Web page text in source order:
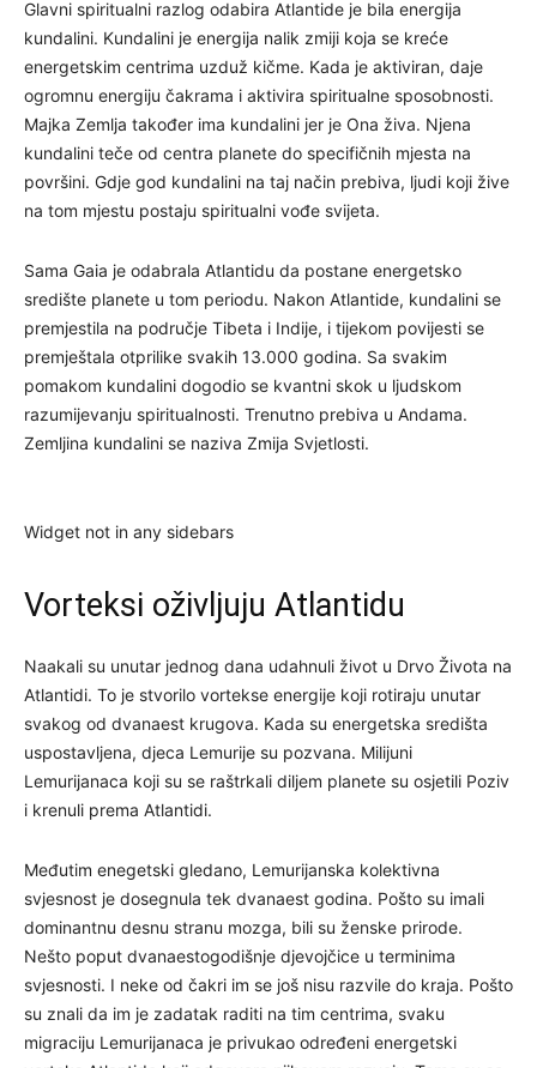
Glavni spiritualni razlog odabira Atlantide je bila energija
kundalini. Kundalini je energija nalik zmiji koja se kreće
energetskim centrima uzduž kičme. Kada je aktiviran, daje
ogromnu energiju čakrama i aktivira spiritualne sposobnosti.
Majka Zemlja također ima kundalini jer je Ona živa. Njena
kundalini teče od centra planete do specifičnih mjesta na
površini. Gdje god kundalini na taj način prebiva, ljudi koji žive
na tom mjestu postaju spiritualni vođe svijeta.
Sama Gaia je odabrala Atlantidu da postane energetsko
središte planete u tom periodu. Nakon Atlantide, kundalini se
premjestila na područje Tibeta i Indije, i tijekom povijesti se
premještala otprilike svakih 13.000 godina. Sa svakim
pomakom kundalini dogodio se kvantni skok u ljudskom
razumijevanju spiritualnosti. Trenutno prebiva u Andama.
Zemljina kundalini se naziva Zmija Svjetlosti.
Widget not in any sidebars
Vorteksi oživljuju Atlantidu
Naakali su unutar jednog dana udahnuli život u Drvo Života na
Atlantidi. To je stvorilo vortekse energije koji rotiraju unutar
svakog od dvanaest krugova. Kada su energetska središta
uspostavljena, djeca Lemurije su pozvana. Milijuni
Lemurijanaca koji su se raštrkali diljem planete su osjetili Poziv
i krenuli prema Atlantidi.
Međutim enegetski gledano, Lemurijanska kolektivna
svjesnost je dosegnula tek dvanaest godina. Pošto su imali
dominantnu desnu stranu mozga, bili su ženske prirode.
Nešto poput dvanaestogodišnje djevojčice u terminima
svjesnosti. I neke od čakri im se još nisu razvile do kraja. Pošto
su znali da im je zadatak raditi na tim centrima, svaku
migraciju Lemurijanaca je privukao određeni energetski